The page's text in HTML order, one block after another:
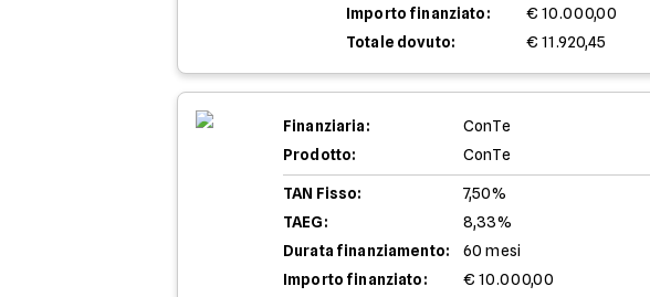
Importo finanziato:
€ 10.000,00
Totale dovuto:
€ 11.920,45
Finanziaria:
ConTe
Prodotto:
ConTe
TAN Fisso:
7,50%
TAEG:
8,33%
Durata finanziamento:
60 mesi
Importo finanziato:
€ 10.000,00